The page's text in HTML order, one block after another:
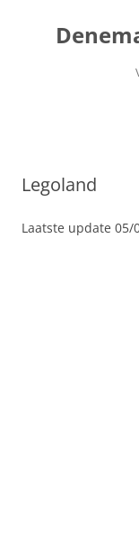
inhoud
Legoland
Laatste update 05/